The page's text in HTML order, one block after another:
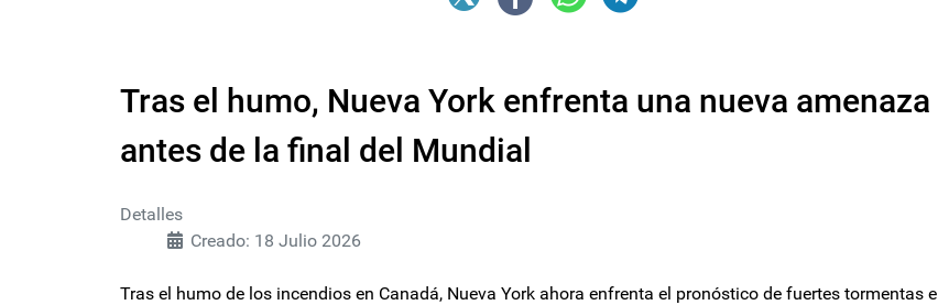
Tras el humo, Nueva York enfrenta una nueva amenaza
antes de la final del Mundial
Detalles
Creado: 18 Julio 2026
Tras el humo de los incendios en Canadá, Nueva York ahora enfrenta el pronóstico de fuertes tormentas e